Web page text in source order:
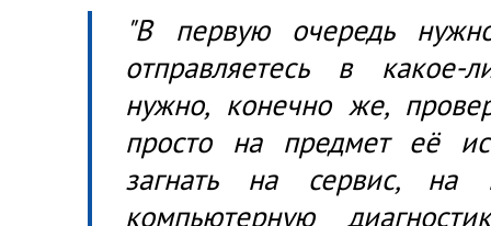
"В первую очередь
отправляетесь в какое-
нужно, конечно же,
просто на предмет её
загнать на сервис, на
компьютерную